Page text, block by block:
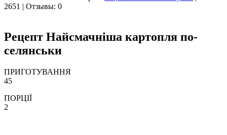
2651 | Отзывы: 0
Рецепт Найсмачніша картопля по-
селянськи
ПРИГОТУВАННЯ
45
ПОРЦІЇ
2